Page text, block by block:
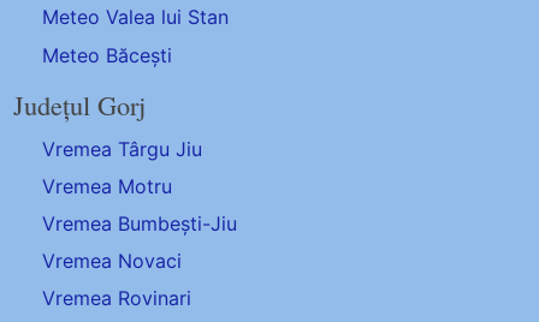
Meteo Valea lui Stan
Meteo Băcești
Județul Gorj
Vremea Târgu Jiu
Vremea Motru
Vremea Bumbești-Jiu
Vremea Novaci
Vremea Rovinari